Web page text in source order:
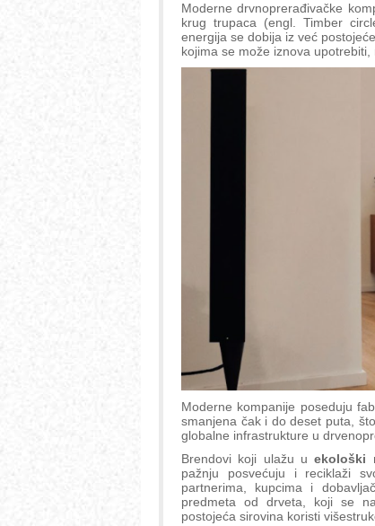
Moderne drvnoprerađivačke
krug trupaca (engl. Timber
energija se dobija iz već
kojima se može iznova
Moderne kompanije poseduju
smanjena čak i do deset puta,
globalne infrastrukture u
Brendovi koji ulažu uekološki
pažnju posvećuju i reciklaži
partnerima, kupcima i
predmeta od drveta, koji se
postojeća sirovina koristi